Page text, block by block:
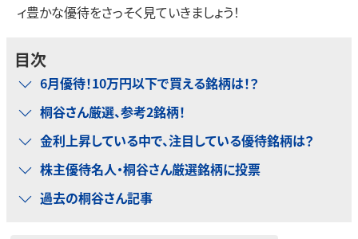
ィ豊かな優待をさっそく見ていきましょう！
目次
6月優待！10万円以下で買える銘柄は！？
桐谷さん厳選、参考2銘柄！
金利上昇している中で、注目している優待銘柄は？
株主優待名人・桐谷さん厳選銘柄に投票
過去の桐谷さん記事